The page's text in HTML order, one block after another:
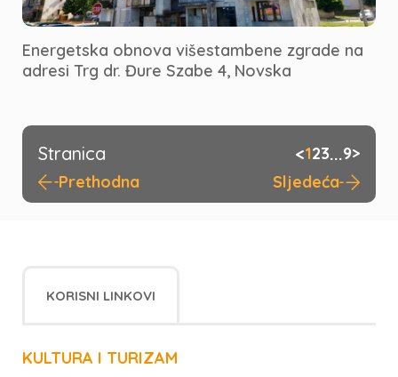
Energetska obnova višestambene zgrade na
adresi Trg dr. Đure Szabe 4, Novska
Stranica <123...9>
Prethodna
Sljedeća
KORISNI LINKOVI
KULTURA I TURIZAM